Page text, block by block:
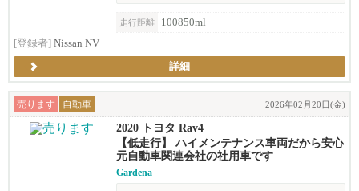
走行距離
100850ml
[登録者] Nissan NV
詳細
売ります 自動車 2026年02月20日(金)
2020 トヨタ Rav4
【低走行】 ハイメンテナンス車両だから安心
元自動車関連会社の社用車です
Gardena